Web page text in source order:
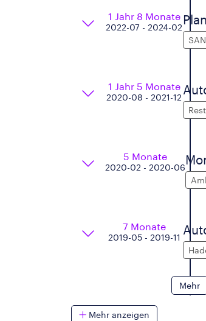
1 Jahr 8 Monate
2022-07 - 2024-02
SAN
1 Jahr 5 Monate
2020-08 - 2021-12
5 Monate
2020-02 - 2020-06
7 Monate
2019-05 - 2019-11
Mehr
Mehr anzeigen